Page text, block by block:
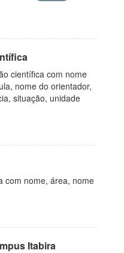
científica com nome
nome do orientador,
situação, unidade
com nome, área, nome
Itabira